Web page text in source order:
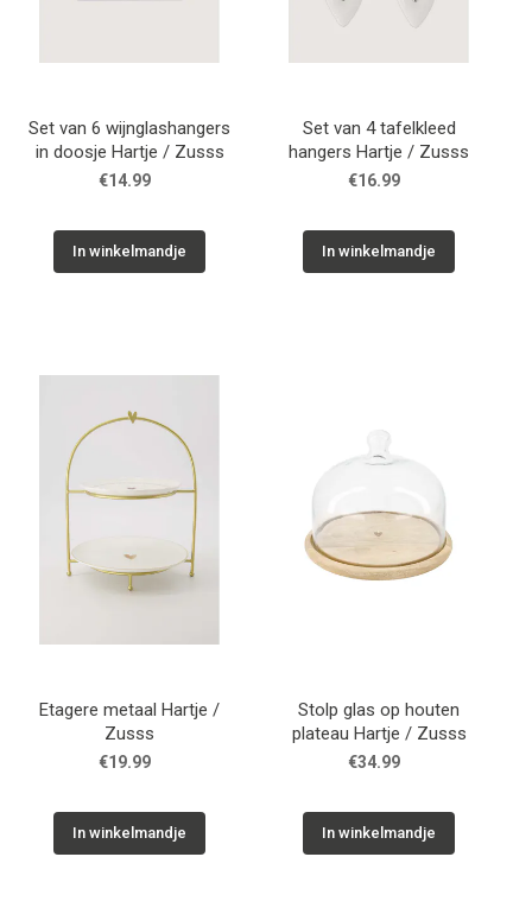
Set van 6 wijnglashangers
in doosje Hartje / Zusss
€14.99
In winkelmandje
Set van 4 tafelkleed
hangers Hartje / Zusss
€16.99
In winkelmandje
Etagere metaal Hartje /
Zusss
€19.99
In winkelmandje
Stolp glas op houten
plateau Hartje / Zusss
€34.99
In winkelmandje